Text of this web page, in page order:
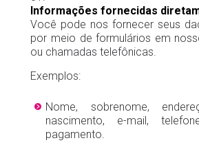
Informações fornecidas
Você pode nos fornecer seus
por meio de formulários em
ou chamadas telefônicas.
Exemplos:
Nome, sobrenome,
nascimento, e-mail,
pagamento.